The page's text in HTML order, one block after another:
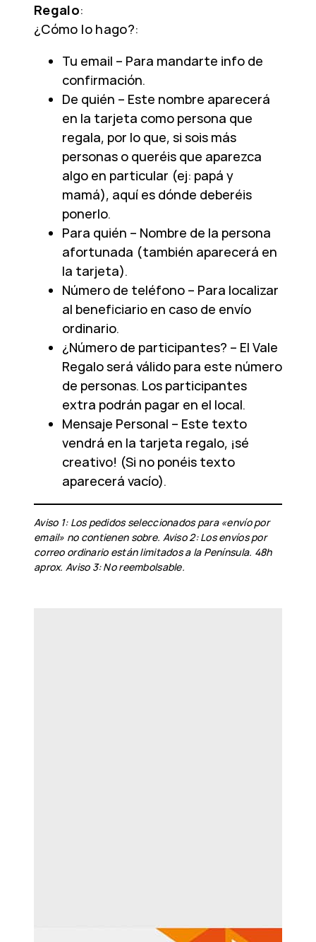
Regalo:
¿Cómo lo hago?:
Tu email – Para mandarte info de
confirmación.
De quién – Este nombre aparecerá
en la tarjeta como persona que
regala, por lo que, si sois más
personas o queréis que aparezca
algo en particular (ej: papá y
mamá), aquí es dónde deberéis
ponerlo.
Para quién – Nombre de la persona
afortunada (también aparecerá en
la tarjeta).
Número de teléfono – Para localizar
al beneficiario en caso de envío
ordinario.
¿Número de participantes? – El Vale
Regalo será válido para este número
de personas. Los participantes
extra podrán pagar en el local.
Mensaje Personal – Este texto
vendrá en la tarjeta regalo, ¡sé
creativo! (Si no ponéis texto
aparecerá vacío).
Aviso 1: Los pedidos seleccionados para «envío por
email» no contienen sobre. Aviso 2: Los envíos por
correo ordinario están limitados a la Península. 48h
aprox. Aviso 3: No reembolsable.